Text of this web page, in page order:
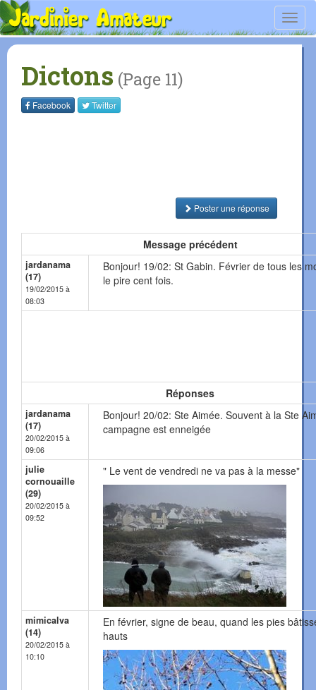
Dictons (Page 11)
Facebook Twitter
Poster une réponse
Message précédent
jardanama
(17)
19/02/2015 à
08:03
Bonjour! 19/02: St Gabin. Février de tous les
le pire cent fois.
Réponses
jardanama
(17)
20/02/2015 à
09:06
Bonjour! 20/02: Ste Aimée. Souvent à la Ste
campagne est enneigée
julie
cornouaille
(29)
20/02/2015 à
09:52
" Le vent de vendredi ne va pas à la messe"
mimicalva
(14)
20/02/2015 à
10:10
En février, signe de beau, quand les pies
hauts